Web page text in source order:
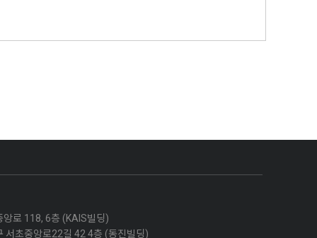
앙로 118, 6층 (KAIS빌딩)
서초중앙로22길 42 4층 (동진빌딩)